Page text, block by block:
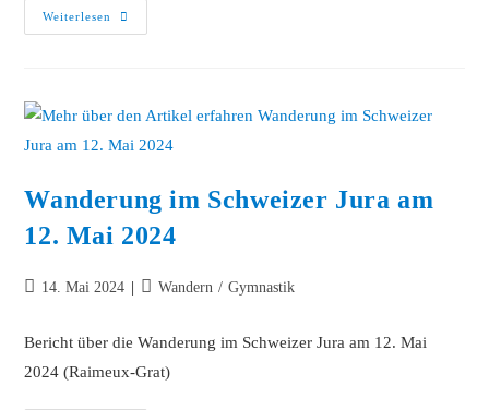
Weiterlesen
Wanderung im Schweizer Jura am
12. Mai 2024
14. Mai 2024 Wandern / Gymnastik
Bericht über die Wanderung im Schweizer Jura am 12. Mai
2024 (Raimeux-Grat)